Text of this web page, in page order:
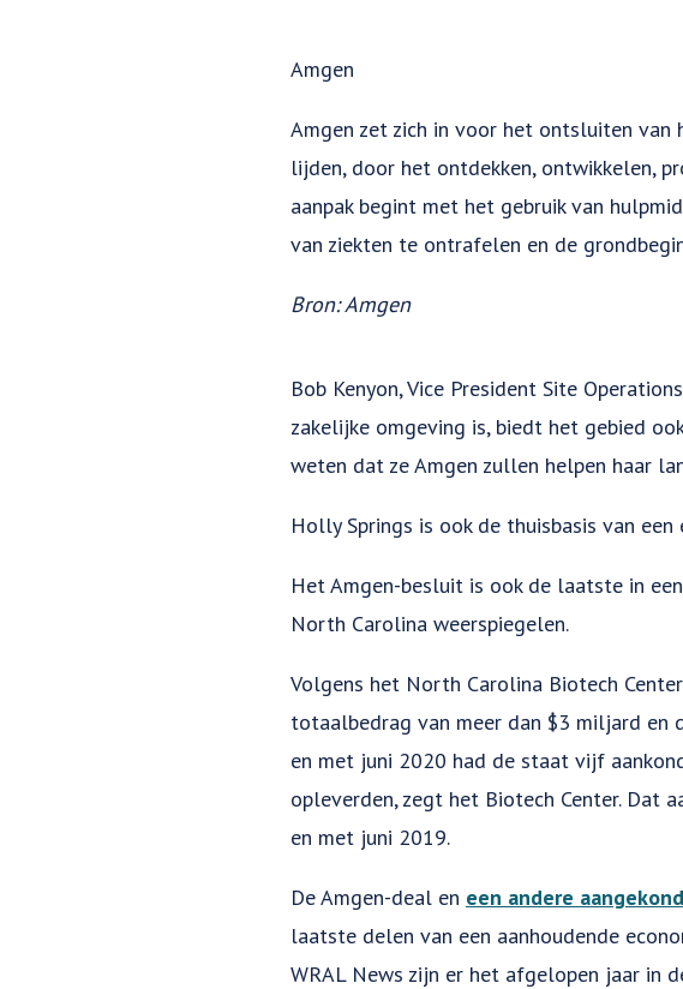
Amgen
Amgen zet zich in voor het ontsluiten
lijden, door het ontdekken, ontwikkelen,
aanpak begint met het gebruik van
van ziekten te ontrafelen en de
Bron: Amgen
Bob Kenyon, Vice President Site
zakelijke omgeving is, biedt het gebied
weten dat ze Amgen zullen helpen haar
Holly Springs is ook de thuisbasis van
Het Amgen-besluit is ook de laatste in
North Carolina weerspiegelen.
Volgens het North Carolina Biotech
totaalbedrag van meer dan $3 miljard en
en met juni 2020 had de staat vijf
opleverden, zegt het Biotech Center. Dat
en met juni 2019.
De Amgen-deal en een andere
laatste delen van een aanhoudende
WRAL News zijn er het afgelopen jaar in